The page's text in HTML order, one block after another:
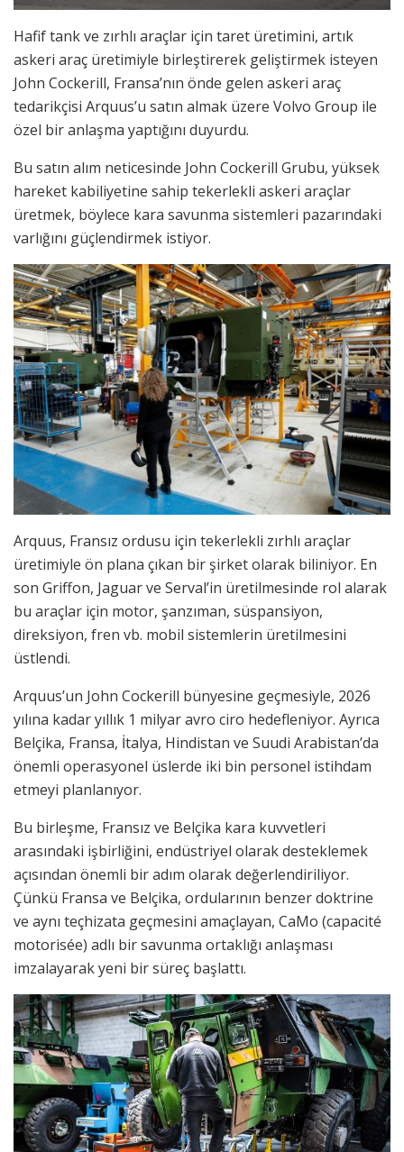
Hafif tank ve zırhlı araçlar için taret üretimini, artık
askeri araç üretimiyle birleştirerek geliştirmek isteyen
John Cockerill, Fransa’nın önde gelen askeri araç
tedarikçisi Arquus’u satın almak üzere Volvo Group ile
özel bir anlaşma yaptığını duyurdu.
Bu satın alım neticesinde John Cockerill Grubu, yüksek
hareket kabiliyetine sahip tekerlekli askeri araçlar
üretmek, böylece kara savunma sistemleri pazarındaki
varlığını güçlendirmek istiyor.
Arquus, Fransız ordusu için tekerlekli zırhlı araçlar
üretimiyle ön plana çıkan bir şirket olarak biliniyor. En
son Griffon, Jaguar ve Serval’in üretilmesinde rol alarak
bu araçlar için motor, şanzıman, süspansiyon,
direksiyon, fren vb. mobil sistemlerin üretilmesini
üstlendi.
Arquus’un John Cockerill bünyesine geçmesiyle, 2026
yılına kadar yıllık 1 milyar avro ciro hedefleniyor. Ayrıca
Belçika, Fransa, İtalya, Hindistan ve Suudi Arabistan’da
önemli operasyonel üslerde iki bin personel istihdam
etmeyi planlanıyor.
Bu birleşme, Fransız ve Belçika kara kuvvetleri
arasındaki işbirliğini, endüstriyel olarak desteklemek
açısından önemli bir adım olarak değerlendiriliyor.
Çünkü Fransa ve Belçika, ordularının benzer doktrine
ve aynı teçhizata geçmesini amaçlayan, CaMo (capacité
motorisée) adlı bir savunma ortaklığı anlaşması
imzalayarak yeni bir süreç başlattı.